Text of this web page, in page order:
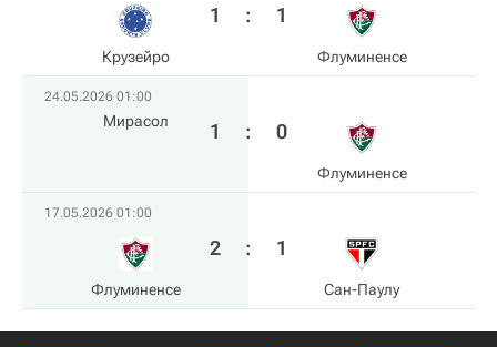
Крузейро
1 : 1
Флуминенсе
24.05.2026 01:00
Мирасол 1 : 0
Флуминенсе
17.05.2026 01:00
Флуминенсе
2 : 1
Сан-Паулу